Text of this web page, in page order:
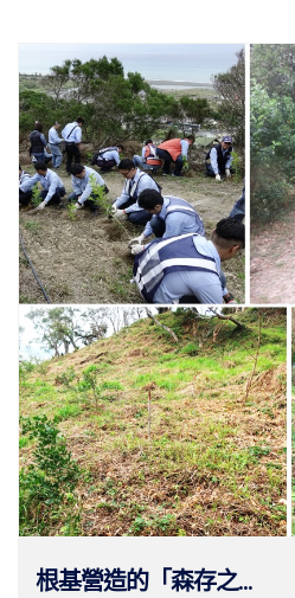
根基營造的「森存之...